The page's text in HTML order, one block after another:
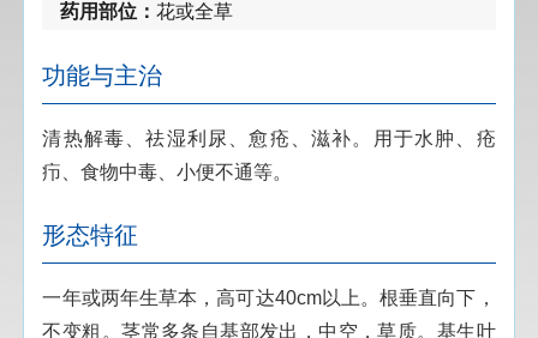
药用部位：花或全草
功能与主治
清热解毒、祛湿利尿、愈疮、滋补。用于水肿、疮
疖、食物中毒、小便不通等。
形态特征
一年或两年生草本，高可达40cm以上。根垂直向下，
不变粗。茎常多条自基部发出，中空，草质。基生叶